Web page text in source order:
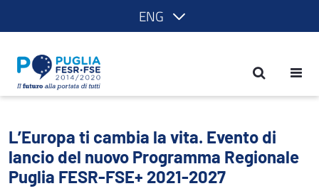
ENG
L’Europa ti cambia la vita. Evento di
L’Europa ti cambia la vita. Evento di
lancio del nuovo Programma Regionale
Puglia FESR-FSE+ 2021-2027